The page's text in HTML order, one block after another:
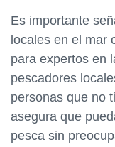
Es importante
locales en el mar
para expertos en
pescadores
personas que no
asegura que
pesca sin